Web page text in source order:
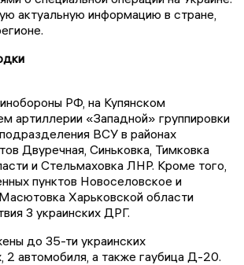
актуальную информацию в стране,
РФ, на Купянском
артиллерии «Западной» группировки
ВСУ в районах
Двуречная, Синьковка, Тимковка
и Стельмаховка ЛНР. Кроме того,
пунктов Новоселовское и
Харьковской области
3 украинских ДРГ.
до 35-ти украинских
2 автомобиля, а также гаубица Д-20.